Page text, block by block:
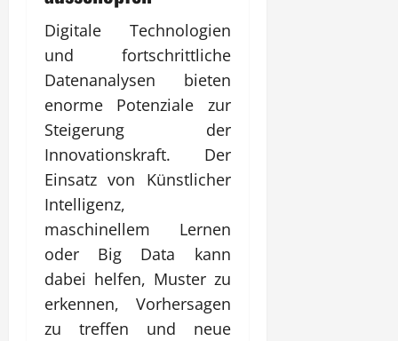
Digitale Technologien
und fortschrittliche
Datenanalysen bieten
enorme Potenziale zur
Steigerung der
Innovationskraft. Der
Einsatz von Künstlicher
Intelligenz,
maschinellem Lernen
oder Big Data kann
dabei helfen, Muster zu
erkennen, Vorhersagen
zu treffen und neue